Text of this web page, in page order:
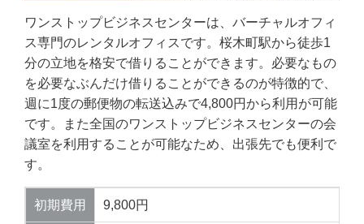
ワンストップビジネスセンターは、バーチャルオフィ
ス専門のレンタルオフィスです。桜木町駅から徒歩1
分の立地を格安で借りることができます。必要なもの
を必要なぶんだけ借りることができるのが特徴的で、
週に1度の郵便物の転送込みで4,800円から利用が可能
です。また全国のワンストップビジネスセンターの会
議室を利用することが可能なため、出張先でも便利で
す。
初期費用 9,800円